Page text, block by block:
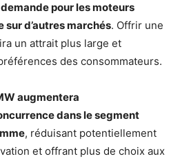
pour les moteurs
d’autres marchés. Offrir une
un attrait plus large et
des consommateurs.
augmentera
dans le segment
, réduisant potentiellement
et offrant plus de choix aux